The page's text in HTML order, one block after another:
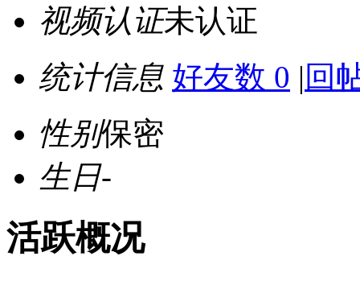
视频认证未认证
统计信息 好友数 0 | 回
性别保密
生日-
活跃概况